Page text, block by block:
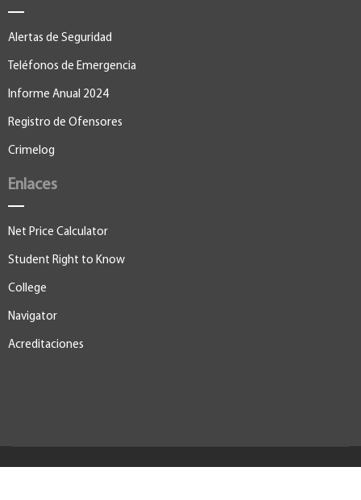
Alertas de Seguridad
Teléfonos de Emergencia
Informe Anual 2024
Registro de Ofensores
Crimelog
Enlaces
Net Price Calculator
Student Right to Know
College
Navigator
Acreditaciones